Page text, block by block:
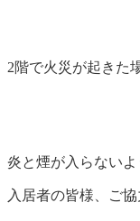
2階で火災が起きた
炎と煙が入らない
入居者の皆様、ご